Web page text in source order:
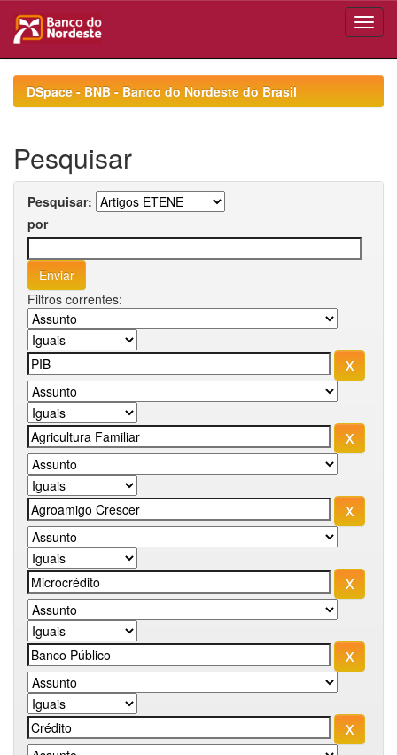
navigationDSpace - BNB - Banco do Nordeste do Brasil
Pesquisar
Pesquisar:
por
Filtros correntes: